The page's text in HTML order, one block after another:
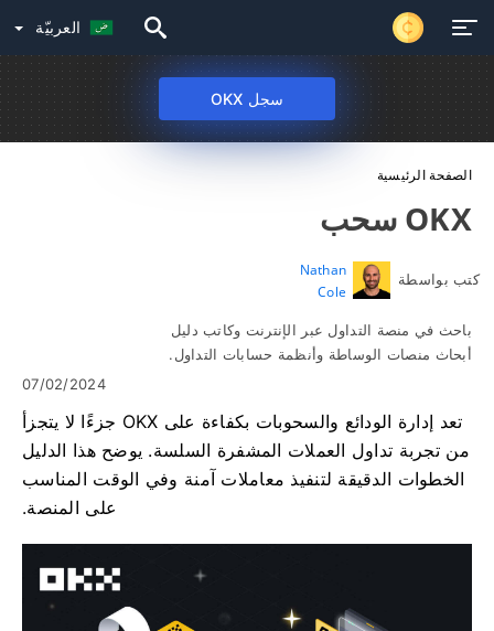
العربيّة
سجل OKX
الصفحة الرئيسية
OKX سحب
كتب بواسطة
Nathan
Cole
باحث في منصة التداول عبر الإنترنت وكاتب دليل
أبحاث منصات الوساطة وأنظمة حسابات التداول.
07/02/2024
تعد إدارة الودائع والسحوبات بكفاءة على OKX جزءًا لا يتجزأ
من تجربة تداول العملات المشفرة السلسة. يوضح هذا الدليل
الخطوات الدقيقة لتنفيذ معاملات آمنة وفي الوقت المناسب
على المنصة.